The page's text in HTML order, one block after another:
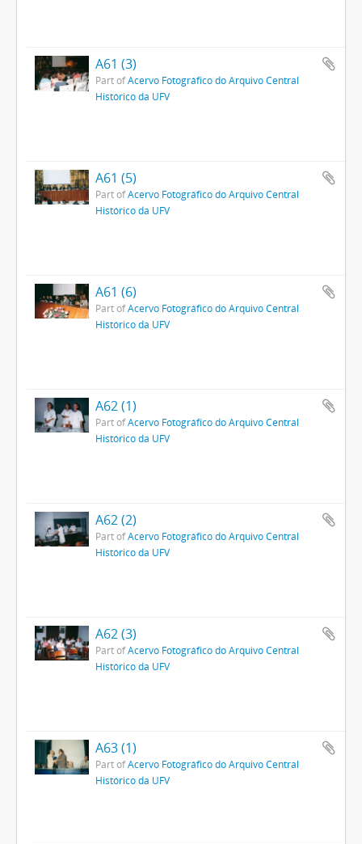
A61 (3)
Part ofAcervo Fotográfico do Arquivo Central
Histórico da UFV
A61 (5)
Part ofAcervo Fotográfico do Arquivo Central
Histórico da UFV
A61 (6)
Part ofAcervo Fotográfico do Arquivo Central
Histórico da UFV
A62 (1)
Part ofAcervo Fotográfico do Arquivo Central
Histórico da UFV
A62 (2)
Part ofAcervo Fotográfico do Arquivo Central
Histórico da UFV
A62 (3)
Part ofAcervo Fotográfico do Arquivo Central
Histórico da UFV
A63 (1)
Part ofAcervo Fotográfico do Arquivo Central
Histórico da UFV